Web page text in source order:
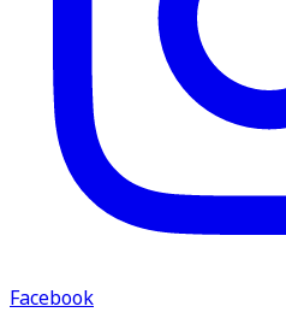
Facebook